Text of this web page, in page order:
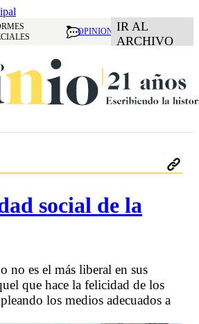
OPINION IR AL
ARCHIVO
social de la
no es el más liberal en sus
que hace la felicidad de los
los medios adecuados a